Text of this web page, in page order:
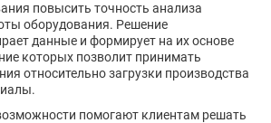
повысить точность анализа
оборудования. Решение
данные и формирует на их основе
которых позволит принимать
относительно загрузки производства
помогают клиентам решать